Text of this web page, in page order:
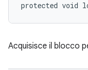
protected void
Acquisisce il blocco